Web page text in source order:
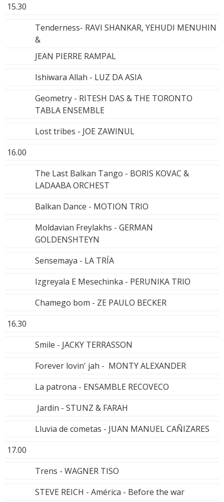
15.30
Tenderness- RAVI SHANKAR, YEHUDI MENUHIN
&
JEAN PIERRE RAMPAL
Ishiwara Allah - LUZ DA ASIA
Geometry - RITESH DAS & THE TORONTO
TABLA ENSEMBLE
Lost tribes - JOE ZAWINUL
16.00
The Last Balkan Tango - BORIS KOVAC &
LADAABA ORCHEST
Balkan Dance - MOTION TRIO
Moldavian Freylakhs - GERMAN
GOLDENSHTEYN
Sensemaya - LA TRÍA
Izgreyala E Mesechinka - PERUNIKA TRIO
Chamego bom - ZE PAULO BECKER
16.30
Smile - JACKY TERRASSON
Forever lovin' jah - MONTY ALEXANDER
La patrona - ENSAMBLE RECOVECO
Jardin - STUNZ & FARAH
Lluvia de cometas - JUAN MANUEL CAÑIZARES
17.00
Trens - WAGNER TISO
STEVE REICH - América - Before the war